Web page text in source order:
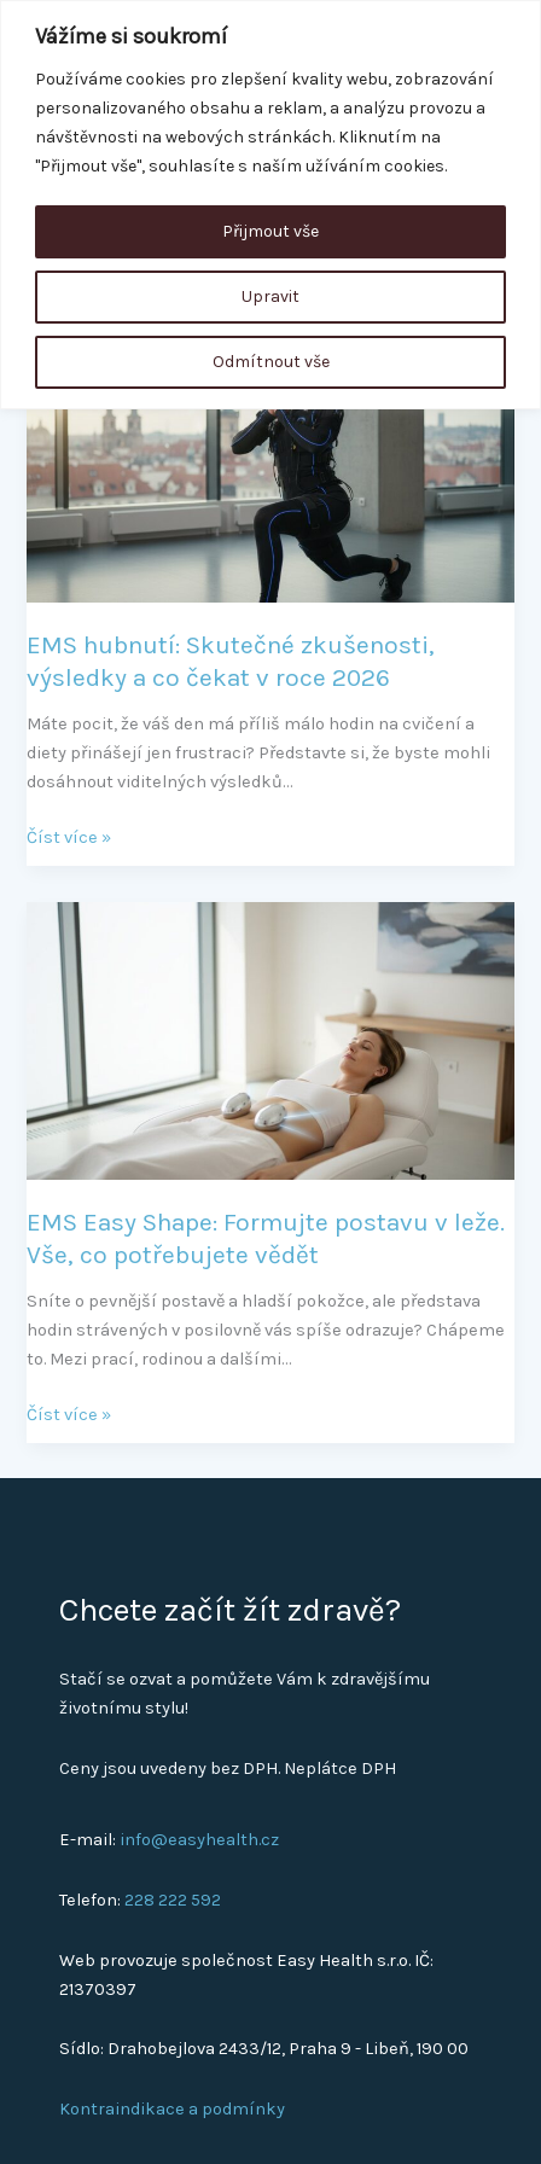
Vážíme si soukromí
Používáme cookies pro zlepšení kvality webu, zobrazování
personalizovaného obsahu a reklam, a analýzu provozu a
návštěvnosti na webových stránkách. Kliknutím na
"Přijmout vše", souhlasíte s naším užíváním cookies.
Upravit
Odmítnout vše
Přijmout vše
obsah
REZERVACE
elektrostimulace
EMS hubnutí: Skutečné zkušenosti,
výsledky a co čekat v roce 2026
Máte pocit, že váš den má příliš málo hodin na cvičení a
diety přinášejí jen frustraci? Představte si, že byste mohli
dosáhnout viditelných výsledků…
EMS
Skutečné
zkušenosti,
výsledky
a
co
čekat
v
roce
Číst více »
EMS Easy Shape: Formujte postavu v leže.
Vše, co potřebujete vědět
Sníte o pevnější postavě a hladší pokožce, ale představa
hodin strávených v posilovně vás spíše odrazuje? Chápeme
to. Mezi prací, rodinou a dalšími…
EMS
Easy
Shape:
Formujte
postavu
Vše,
co
potřebujete
Číst více »
Chcete začít žít zdravě?
Stačí se ozvat a pomůžete Vám k zdravějšímu
životnímu stylu!
Ceny jsou uvedeny bez DPH. Neplátce DPH
E-mail: info@easyhealth.cz
Telefon:228 222 592
Web provozuje společnost Easy Health s.r.o. IČ:
21370397
Sídlo: Drahobejlova 2433/12, Praha 9 - Libeň, 190 00
Kontraindikace a podmínky